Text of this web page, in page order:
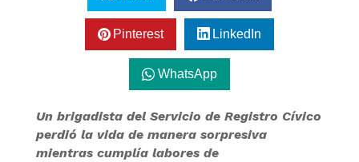
Pinterest LinkedIn
WhatsApp
Un brigadista del Servicio de Registro Cívico
perdió la vida de manera sorpresiva
mientras cumplía labores de